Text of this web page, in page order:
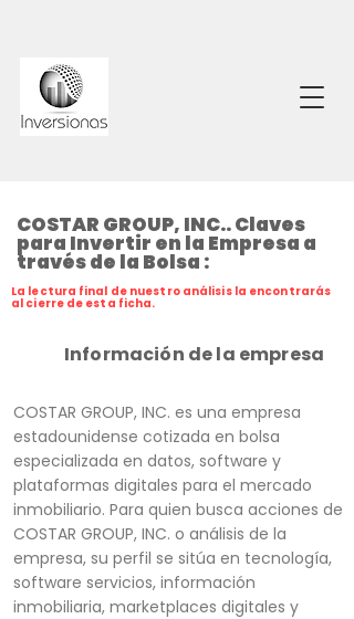
COSTAR GROUP, INC.. Claves
para Invertir en la Empresa a
través de la Bolsa :
La lectura final de nuestro análisis la encontrarás
al cierre de esta ficha.
Información de la empresa
COSTAR GROUP, INC. es una empresa
estadounidense cotizada en bolsa
especializada en datos, software y
plataformas digitales para el mercado
inmobiliario. Para quien busca acciones de
COSTAR GROUP, INC. o análisis de la
empresa, su perfil se sitúa en tecnología,
software servicios, información
inmobiliaria, marketplaces digitales y